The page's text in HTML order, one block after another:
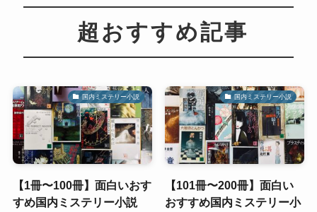
超おすすめ記事
国内ミステリー小説
【1冊〜100冊】面白いおす
すめ国内ミステリー小説
国内ミステリー小説
【101冊〜200冊】面白い
おすすめ国内ミステリー小